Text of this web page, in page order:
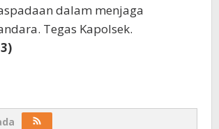
dalam menjaga
Tegas Kapolsek.